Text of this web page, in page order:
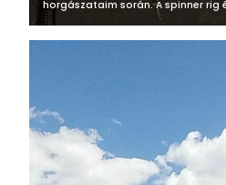
horgászataim során. A spinner rig
titkos fegyverem is amit az angol
a running rig. Kezdjük is el...